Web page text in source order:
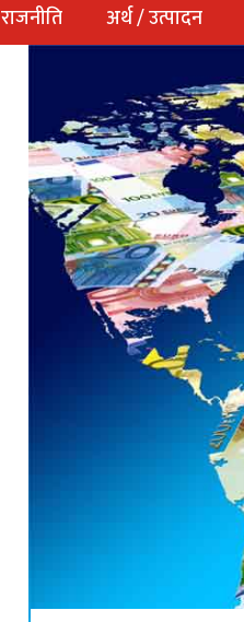
राजनीति अर्थ / उत्पादन